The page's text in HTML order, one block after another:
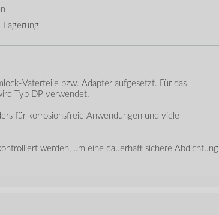
Lagerung
Vaterteile bzw. Adapter aufgesetzt. Für das
Typ DP verwendet.
für korrosionsfreie Anwendungen und viele
werden, um eine dauerhaft sichere Abdichtung